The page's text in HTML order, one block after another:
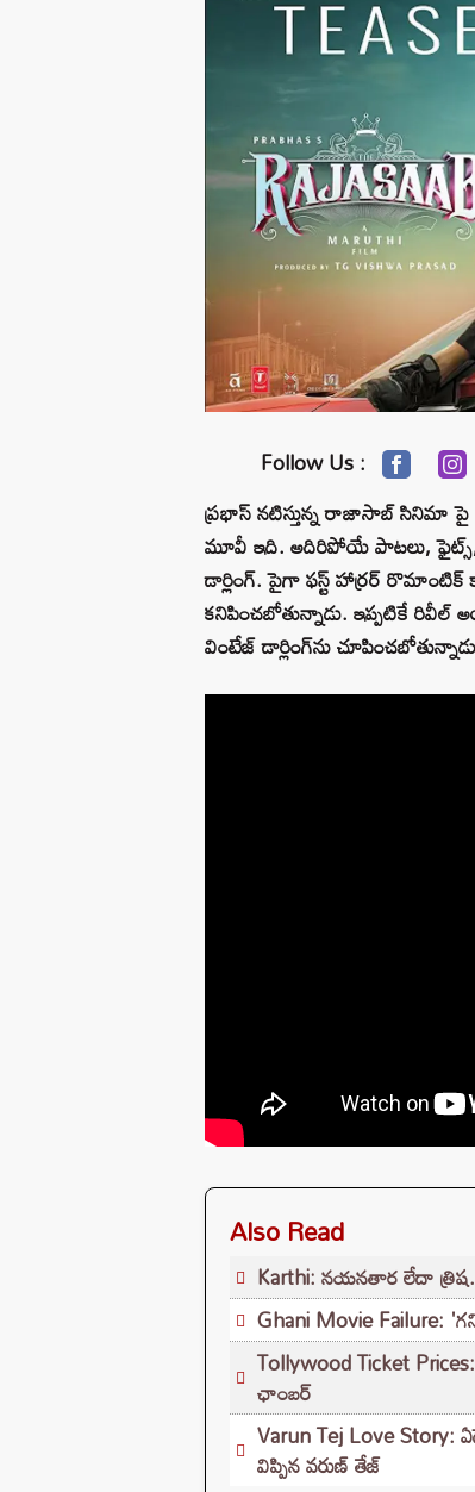
Follow Us :
ప్రభాస్ నటిస్తున్న రాజాసాబ్ సినిమా పై
మూవీ ఇది. అదిరిపోయే పాటలు, ఫైట్స్,
డార్లింగ్. పైగా ఫస్ట్ హార్రర్ రొమాంటిక్
కనిపించబోతున్నాడు. ఇప్పటికే రివీల్
వింటేజ్ డార్లింగ్‌ను
Also Read
Karthi: నయనతార లేదా
Ghani Movie Failure:
Tollywood Ticket
ఛాంబర్‌
Varun Tej Love
విప్పిన వరుణ్ తేజ్